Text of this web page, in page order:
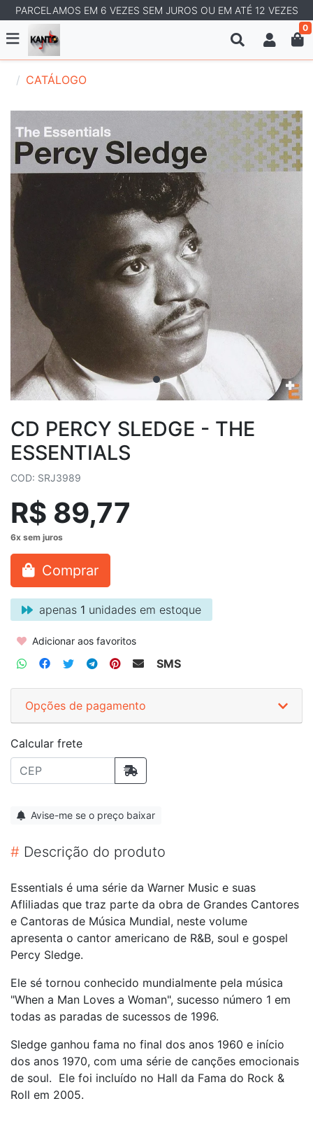
PARCELAMOS EM 6 VEZES SEM JUROS OU EM ATÉ 12 VEZES
0
CATÁLOGO
CD PERCY SLEDGE - THE
ESSENTIALS
COD: SRJ3989
R$ 89,77
Comprar
apenas 1 unidades em estoque
Adicionar aos favoritos
SMS
Opções de pagamento
Calcular frete
Avise-me se o preço baixar
# Descrição do produto
Essentials é uma série da Warner Music e suas
Afliliadas que traz parte da obra de Grandes Cantores
e Cantoras de Música Mundial, neste volume
apresenta o cantor americano de R&B, soul e gospel
Percy Sledge.
Ele sé tornou conhecido mundialmente pela música
"When a Man Loves a Woman", sucesso número 1 em
todas as paradas de sucessos de 1996.
Sledge ganhou fama no final dos anos 1960 e início
dos anos 1970, com uma série de canções emocionais
de soul. Ele foi incluído no Hall da Fama do Rock &
Roll em 2005.